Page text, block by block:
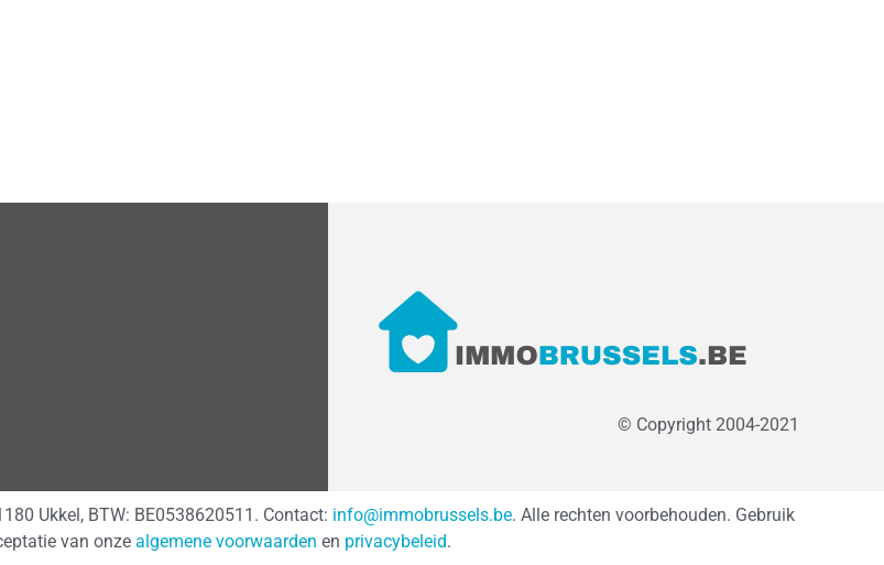
© Copyright 2004-2021
Ukkel, BTW: BE0538620511. Contact: info@immobrussels.be. Alle rechten voorbehouden. Gebruik
van onze algemene voorwaarden en privacybeleid.